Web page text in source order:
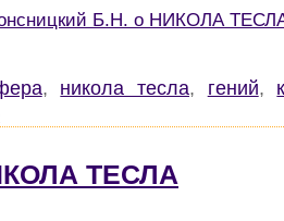
Б.Н. о НИКОЛА
, никола тесла, гений,
ТЕСЛА